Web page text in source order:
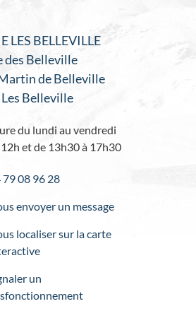
LES BELLEVILLE
des Belleville
de Belleville
Belleville
du lundi au vendredi
et de 13h30 à 17h30
79 08 96 28
envoyer un message
localiser sur la carte
un